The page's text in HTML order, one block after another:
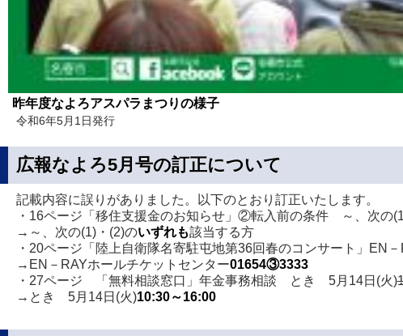
昨年度なよろアスパラまつりの様子
令和6年5月1日発行
広報なよろ5月号の訂正について
記載内容に誤りがありました。以下のとおり訂正いたします。
・16ページ「移住支援金のお知らせ」②転入前の条件 ～、次の
→～、次の(1)・(2)のいずれも該当する方
・20ページ「陸上自衛隊名寄駐屯地第36回春のコンサート」EN
→EN－RAYホールチケットセンター01654③3333
・27ページ 「無料相談窓口」年金事務相談 とき 5月14日(火)
→とき 5月14日(火)10:30～16:00